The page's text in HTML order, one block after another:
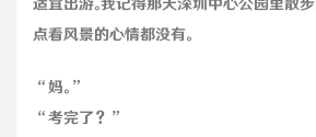
适宜出游。我记得那天深圳中心公园里散
点看风景的心情都没有。
“妈。”
“考完了？”